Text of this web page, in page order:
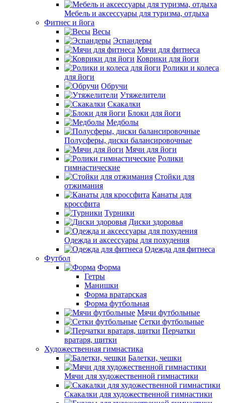
Мебель и аксессуары для туризма, отдыха
Фитнес и йога
Весы
Эспандеры
Мячи для фитнеса
Коврики для йоги
Ролики и колеса
для йоги
Обручи
Утяжелители
Скакалки
Блоки для йоги
Медболы
Полусферы, диски балансировочные
Мячи для йоги
Ролики
гимнастические
Стойки для
отжимания
Канаты для
кроссфита
Турники
Диски здоровья
Одежда и аксессуары для похудения
Одежда для фитнеса
Футбол
Форма
Гетры
Манишки
Форма вратарская
Форма футбольная
Мячи футбольные
Сетки футбольные
Перчатки
вратаря, щитки
Художественная гимнастика
Балетки, чешки
Мячи для художественной гимнастики
Скакалки для художественной гимнастики